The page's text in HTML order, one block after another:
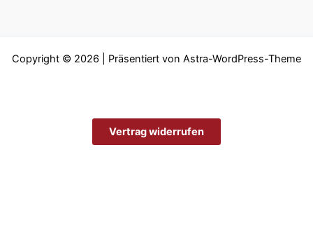
Copyright © 2026 | Präsentiert von Astra-WordPress-Theme
Vertrag widerrufen